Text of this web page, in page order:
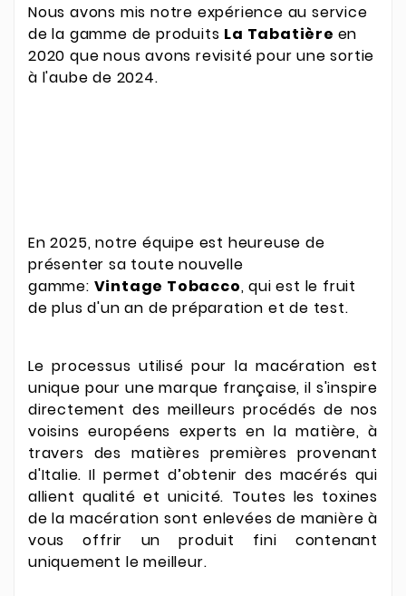
Nous avons mis notre expérience au service
de la gamme de produits La Tabatière en
2020 que nous avons revisité pour une sortie
à l'aube de 2024.
En 2025, notre équipe est heureuse de
présenter sa toute nouvelle
gamme: Vintage Tobacco, qui est le fruit
de plus d'un an de préparation et de test.
Le processus utilisé pour la macération est
unique pour une marque française, il s'inspire
directement des meilleurs procédés de nos
voisins européens experts en la matière, à
travers des matières premières provenant
d'Italie. Il permet d’obtenir des macérés qui
allient qualité et unicité. Toutes les toxines
de la macération sont enlevées de manière à
vous offrir un produit fini contenant
uniquement le meilleur.